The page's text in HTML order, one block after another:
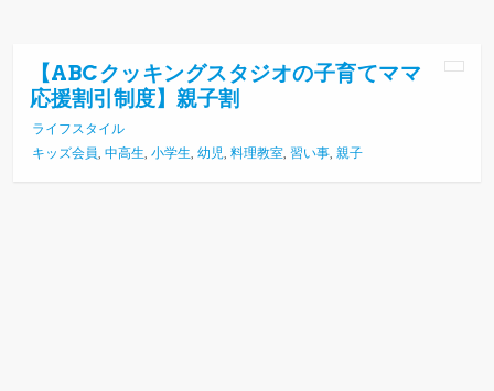
【ABCクッキングスタジオの子育てママ
応援割引制度】親子割
ライフスタイル
キッズ会員, 中高生, 小学生, 幼児, 料理教室, 習い事, 親子